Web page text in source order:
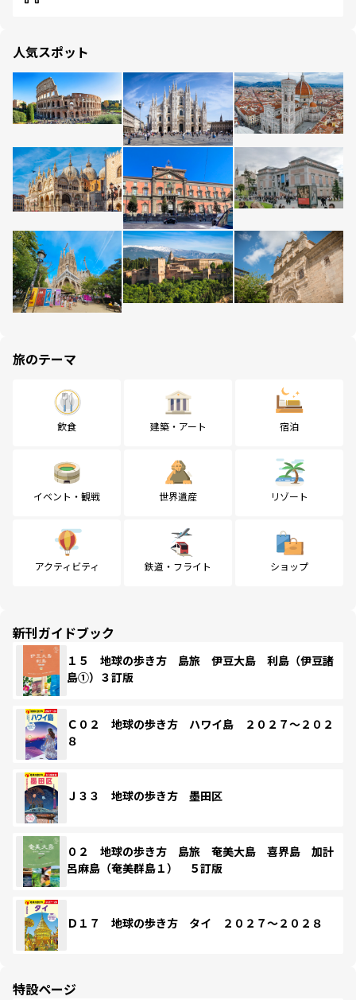
人気スポット
旅のテーマ
飲食 建築・アート 宿泊
イベント・観戦 世界遺産 リゾート
アクティビティ 鉄道・フライト ショップ
新刊ガイドブック
１５ 地球の歩き方 島旅 伊豆大島 利島（伊豆諸
島①）３訂版
Ｃ０２ 地球の歩き方 ハワイ島 ２０２７～２０２
８
Ｊ３３ 地球の歩き方 墨田区
０２ 地球の歩き方 島旅 奄美大島 喜界島 加計
呂麻島（奄美群島１） ５訂版
Ｄ１７ 地球の歩き方 タイ ２０２７～２０２８
特設ページ